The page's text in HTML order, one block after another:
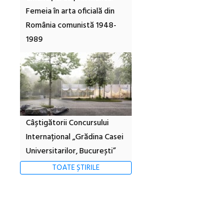
Femeia în arta oficială din
România comunistă 1948-
1989
Câștigătorii Concursului
Internațional „Grădina Casei
Universitarilor, București”
TOATE ȘTIRILE